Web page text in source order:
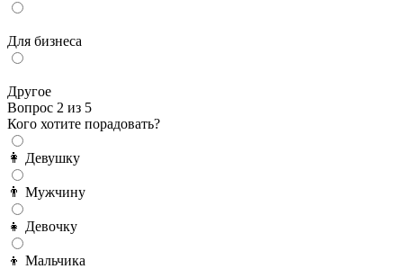
Для бизнеса
Другое
Вопрос 2 из 5
Кого хотите порадовать?
👩 Девушку
👨 Мужчину
👧 Девочку
👦 Мальчика